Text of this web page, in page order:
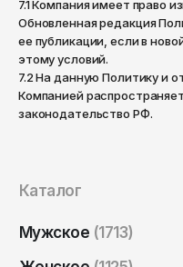
7.1 Компания имеет право
Обновленная редакция
ее публикации, если в
этому условий.
7.2 На данную Политику и
Компанией
законодательство РФ.
Каталог
Мужское (1713)
Ульяновск
Уфа
Ухта
Хабаровск
Чебоксары
Челябинск